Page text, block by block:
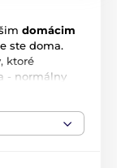
domácim
ste doma.
ktoré
- normálny
Vás bude
noci.